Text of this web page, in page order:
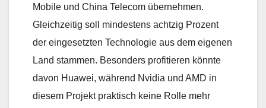
Mobile und China Telecom übernehmen.
Gleichzeitig soll mindestens achtzig Prozent
der eingesetzten Technologie aus dem eigenen
Land stammen. Besonders profitieren könnte
davon Huawei, während Nvidia und AMD in
diesem Projekt praktisch keine Rolle mehr